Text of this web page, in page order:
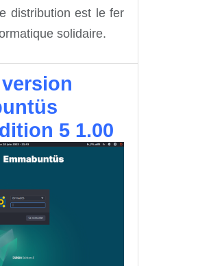
distribution est le fer
solidaire.
5 1.00